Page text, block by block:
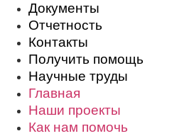
Документы
Отчетность
Контакты
Получить помощь
Научные труды
Главная
Наши проекты
Как нам помочь